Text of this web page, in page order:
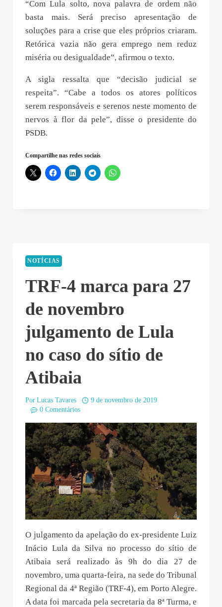
“Com Lula solto, nova palavra de ordem não
basta mais. Será preciso apresentação de
soluções para a crise que eles próprios criaram.
Retórica vazia não gera emprego nem reduz
miséria ou desigualdade”, afirmou o texto.
A sigla ressalta que “decisão judicial se
respeita”. “Cabe a todos os atores políticos
serem responsáveis e serenos neste momento de
nervos à flor da pele”, disse o presidente do
PSDB.
Compartilhe nas redes sociais
NOTÍCIAS
TRF-4 marca para 27
de novembro
julgamento de Lula
no caso do sítio de
Atibaia
Por Lucas Tavares
9 de novembro de 2019
0 Comentários
O julgamento da apelação do ex-presidente Luiz
Inácio Lula da Silva no processo do sítio de
Atibaia será realizado às 9h do dia 27 de
novembro, uma quarta-feira, na sede do Tribunal
Regional da 4ª Região (TRF-4), em Porto Alegre.
A data foi marcada pela secretaria da 8ª Turma, e